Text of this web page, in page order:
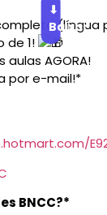
(língua
de 1!
⬇
Baixar
aulas AGORA!
receba
BNCC?*